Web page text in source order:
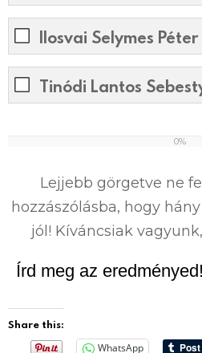
Ilosvai Selymes Péter
Tinódi Lantos
0%
Lejjebb görgetve ne
hozzászólásba, hogy
jól! Kíváncsiak
Írd meg az eredményed!
Share this:
WhatsApp